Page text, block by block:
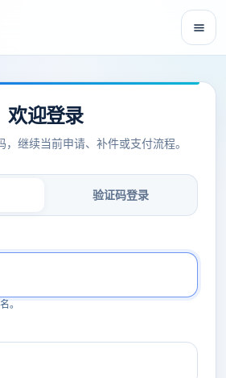
欢迎登录
继续当前申请、补件或支付流程。
验证码登录
。